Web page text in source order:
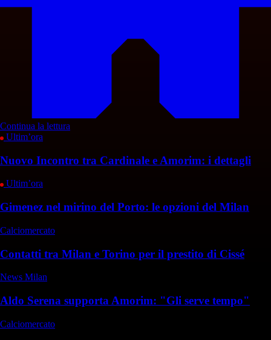
Continua la lettura
Ultim’ora
Nuovo Incontro tra Cardinale e Amorim: i dettagli
Ultim’ora
Gimenez nel mirino del Porto: le opzioni del Milan
Calciomercato
Contatti tra Milan e Torino per il prestito di Cissé
News Milan
Aldo Serena supporta Amorim: "Gli serve tempo"
Calciomercato